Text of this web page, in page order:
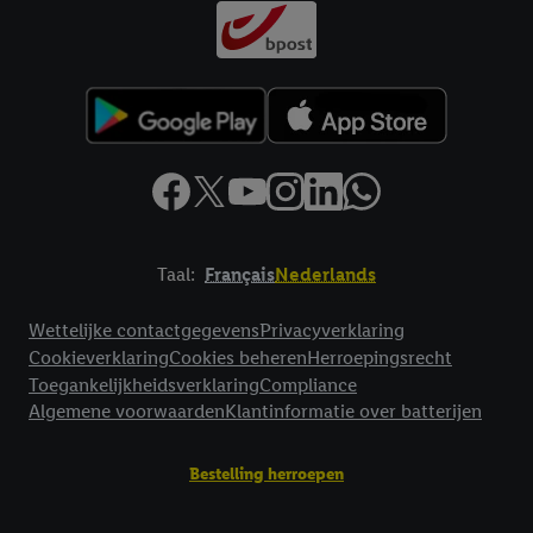
Taal: FrançaisNederlands
Wettelijke contactgegevensPrivacyverklaring
CookieverklaringCookies beherenHerroepingsrecht
ToegankelijkheidsverklaringCompliance
Algemene voorwaardenKlantinformatie over batterijen
Bestelling herroepen